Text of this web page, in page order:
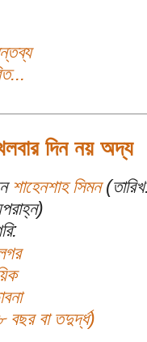
দিন নয় অদ্য
শাহেনশাহ সিমন
বছর বা তদুর্দ্ধ)